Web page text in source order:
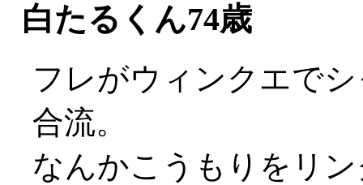
白たるくん74歳
フレがウィンクエで
合流。
なんかこうもりをリ